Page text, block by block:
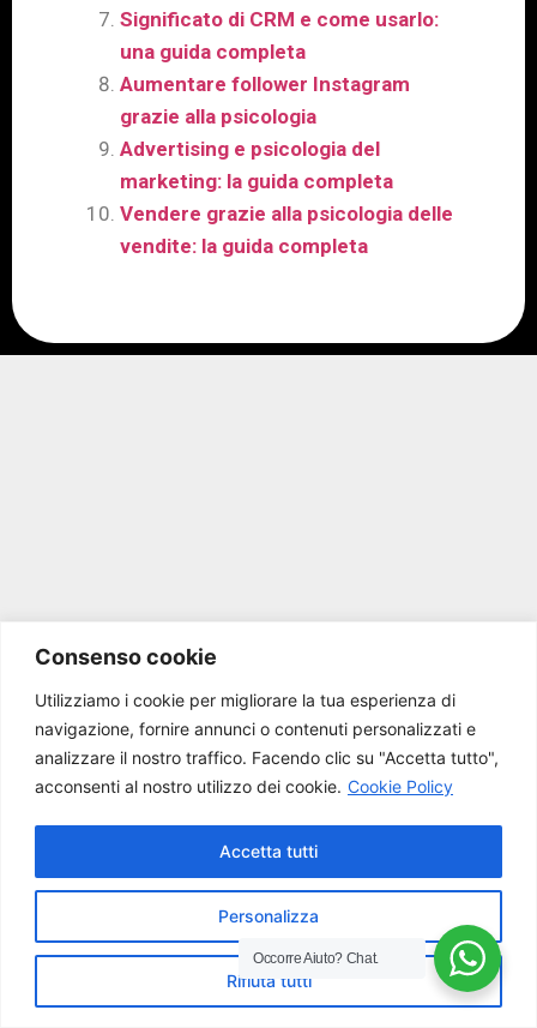
Consenso cookie
Utilizziamo i cookie per migliorare la tua esperienza di
navigazione, fornire annunci o contenuti personalizzati e
analizzare il nostro traffico. Facendo clic su "Accetta tutto",
acconsenti al nostro utilizzo dei cookie. Cookie Policy
Personalizza
Rifiuta tutti
Accetta tutti
Significato di CRM e come usarlo:
una guida completa
Aumentare follower Instagram
grazie alla psicologia
Advertising e psicologia del
marketing: la guida completa
Vendere grazie alla psicologia delle
vendite: la guida completa
Occorre Aiuto?Chat.